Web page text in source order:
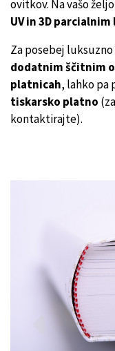
ovitkov. Na vašo
UV in 3D
Za posebej
dodatnim ščitnim
platnicah, lahko pa
tiskarsko platno
kontaktirajte).